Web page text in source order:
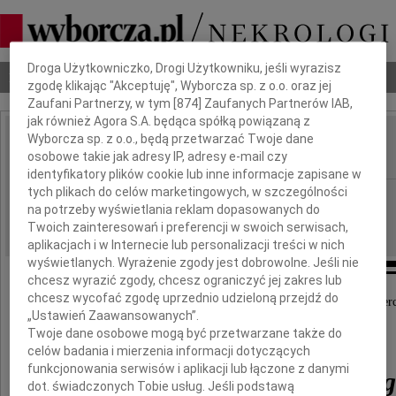
Nekrologi Odeszli Poradnik pogrzebowy
IMIĘ I NAZWISKO: Grzegorz Kuczyński
REGION: Rzeszów
DATA EMISJI: 13.11.2012
Z wielkim żalem przyjęliśmy informację o
Pana
Grzegorza
Dbamy o Twoją prywatność
Droga Użytkowniczko, Drogi Użytkowniku, jeśli wyrazisz
zgodę klikając "Akceptuję", Wyborcza sp. z o.o. oraz jej
Zaufani Partnerzy, w tym [874 ] Zaufanych Partnerów IAB,
jak również Agora S.A. będąca spółką powiązaną z
Wyborcza sp. z o.o., będą przetwarzać Twoje dane
osobowe takie jak adresy IP, adresy e-mail czy
identyfikatory plików cookie lub inne informacje zapisane w
tych plikach do celów marketingowych, w szczególności
na potrzeby wyświetlania reklam dopasowanych do
Twoich zainteresowań i preferencji w swoich serwisach,
aplikacjach i w Internecie lub personalizacji treści w nich
wyświetlanych. Wyrażenie zgody jest dobrowolne. Jeśli nie
chcesz wyrazić zgody, chcesz ograniczyć jej zakres lub
chcesz wycofać zgodę uprzednio udzieloną przejdź do
„Ustawień Zaawansowanych”.
Twoje dane osobowe mogą być przetwarzane także do
celów badania i mierzenia informacji dotyczących
funkcjonowania serwisów i aplikacji lub łączone z danymi
dot. świadczonych Tobie usług. Jeśli podstawą